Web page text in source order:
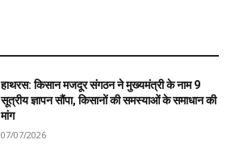
हाथरस: किसान मजदूर संगठन ने मुख्यमंत्री के नाम 9
सूत्रीय ज्ञापन सौंपा, किसानों की समस्याओं के समाधान की
मांग
07/07/2026